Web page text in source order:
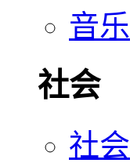
音乐
社会
社会